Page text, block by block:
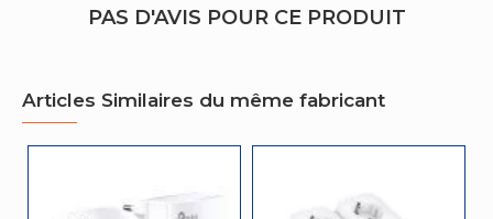
PAS D'AVIS POUR CE PRODUIT
Articles Similaires du même fabricant